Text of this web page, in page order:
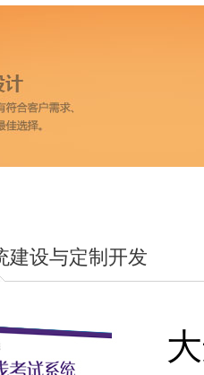
建设与定制开发